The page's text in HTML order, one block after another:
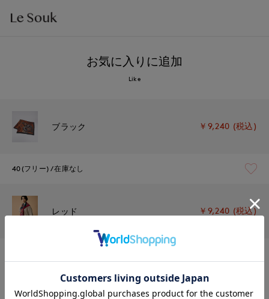
お気に入りに追加
Like
ブラック ￥9,240 (税込)
40(フリー) 在庫なし
レッド ￥9,240 (税込)